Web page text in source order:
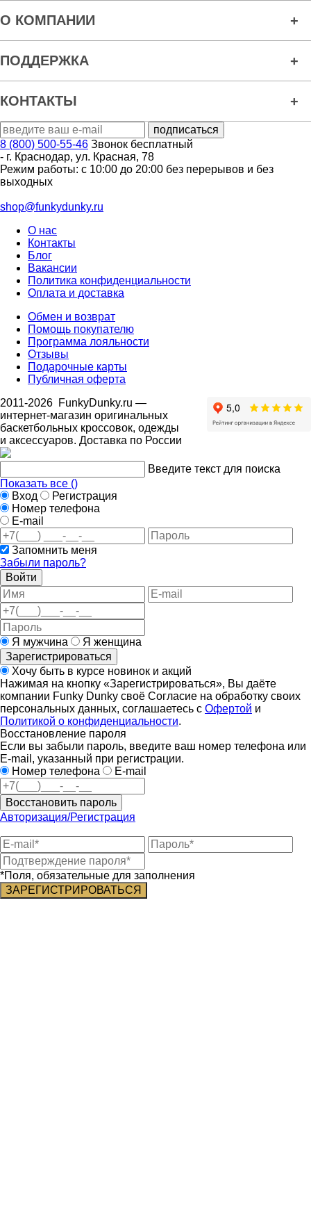
О КОМПАНИИ
ПОДДЕРЖКА
КОНТАКТЫ
8 (800) 500-55-46 Звонок бесплатный
- г. Краснодар, ул. Красная, 78
Режим работы: с 10:00 до 20:00 без перерывов и без
выходных
shop@funkydunky.ru
О нас
Контакты
Блог
Вакансии
Политика конфиденциальности
Оплата и доставка
Обмен и возврат
Помощь покупателю
Программа лояльности
Отзывы
Подарочные карты
Публичная оферта
2011-2026 FunkyDunky.ru —
интернет-магазин оригинальных
баскетбольных кроссовок, одежды
и аксессуаров. Доставка по России
Введите текст для поиска
Показать все ()
Вход
Регистрация
Номер телефона
E-mail
Запомнить меня
Забыли пароль?
Войти
Я мужчина
Я женщина
Зарегистрироваться
Хочу быть в курсе новинок и акций
Нажимая на кнопку «Зарегистрироваться», Вы даёте
компании Funky Dunky своё Согласие на обработку своих
персональных данных, соглашаетесь с Офертой и
Политикой о конфиденциальности.
Восстановление пароля
Если вы забыли пароль, введите ваш номер телефона или
E-mail, указанный при регистрации.
Номер телефона
E-mail
Восстановить пароль
Авторизация/Регистрация
*Поля, обязательные для заполнения